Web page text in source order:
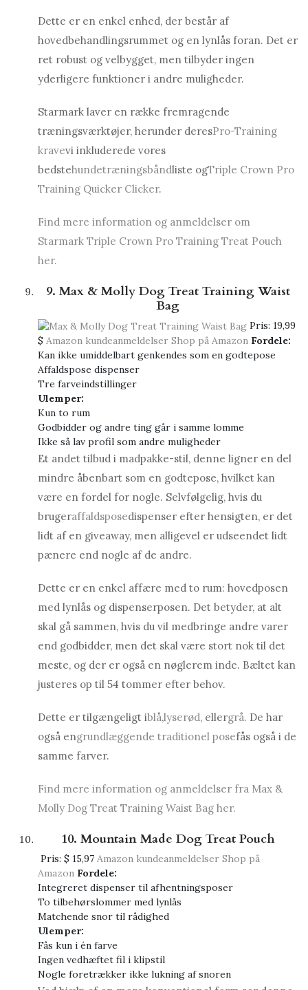
Dette er en enkel enhed, der består af
hovedbehandlingsrummet og en lynlås foran. Det er
ret robust og velbygget, men tilbyder ingen
yderligere funktioner i andre muligheder.
Starmark laver en række fremragende
træningsværktøjer, herunder deresPro-Training
kravevi inkluderede vores
bedstehundetræningsbåndliste ogTriple Crown Pro
Training Quicker Clicker.
Find mere information og anmeldelser om
Starmark Triple Crown Pro Training Treat Pouch
her.
9. Max & Molly Dog Treat Training Waist
Bag
Pris: 19,99
$ Amazon kundeanmeldelser Shop på Amazon Fordele:
Kan ikke umiddelbart genkendes som en godtepose
Affaldspose dispenser
Tre farveindstillinger
Ulemper:
Kun to rum
Godbidder og andre ting går i samme lomme
Ikke så lav profil som andre muligheder
Et andet tilbud i madpakke-stil, denne ligner en del
mindre åbenbart som en godtepose, hvilket kan
være en fordel for nogle. Selvfølgelig, hvis du
brugeraffaldsposedispenser efter hensigten, er det
lidt af en giveaway, men alligevel er udseendet lidt
pænere end nogle af de andre.
Dette er en enkel affære med to rum: hovedposen
med lynlås og dispenserposen. Det betyder, at alt
skal gå sammen, hvis du vil medbringe andre varer
end godbidder, men det skal være stort nok til det
meste, og der er også en nøglerem inde. Bæltet kan
justeres op til 54 tommer efter behov.
Dette er tilgængeligt iblå,lyserød, ellergrå. De har
også engrundlæggende traditionel posefås også i de
samme farver.
Find mere information og anmeldelser fra Max &
Molly Dog Treat Training Waist Bag her.
10. Mountain Made Dog Treat Pouch
Pris: $ 15,97 Amazon kundeanmeldelser Shop på
Amazon Fordele:
Integreret dispenser til afhentningsposer
To tilbehørslommer med lynlås
Matchende snor til rådighed
Ulemper:
Fås kun i én farve
Ingen vedhæftet fil i klipstil
Nogle foretrækker ikke lukning af snoren